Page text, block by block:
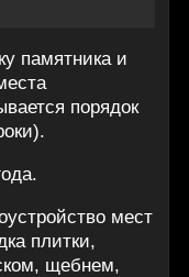
памятника и
порядок
мест
плитки,
щебнем,